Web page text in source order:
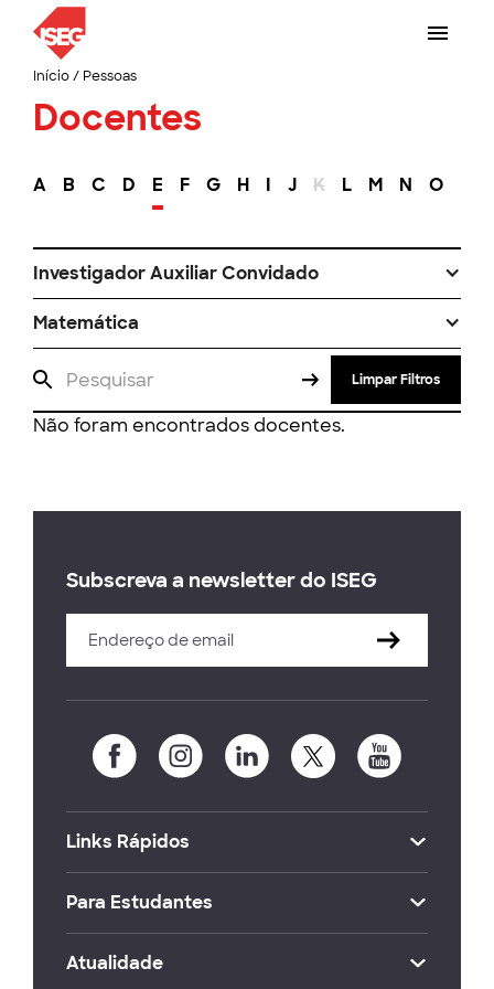
Início/ Pessoas
Docentes
A B C D E F G H I J K L M N O
Investigador Auxiliar Convidado
Matemática
Limpar Filtros
Não foram encontrados docentes.
Subscreva a newsletter do ISEG
Links Rápidos
Para Estudantes
Atualidade